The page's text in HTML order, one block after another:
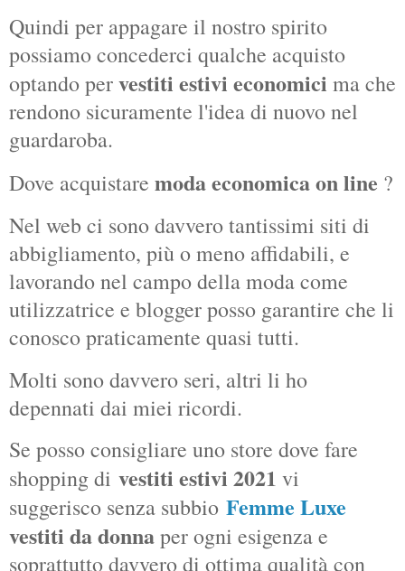
Quindi per appagare il nostro spirito
possiamo concederci qualche acquisto
optando pervestiti estivi economici ma che
rendono sicuramente l'idea di nuovo nel
guardaroba.
Dove acquistare moda economica on line ?
Nel web ci sono davvero tantissimi siti di
abbigliamento, più o meno affidabili, e
lavorando nel campo della moda come
utilizzatrice e blogger posso garantire che li
conosco praticamente quasi tutti.
Molti sono davvero seri, altri li ho
depennati dai miei ricordi.
Se posso consigliare uno store dove fare
shopping di vestiti estivi 2021 vi
suggerisco senza subbio Femme Luxe
vestiti da donnaper ogni esigenza e
soprattutto davvero di ottima qualità con